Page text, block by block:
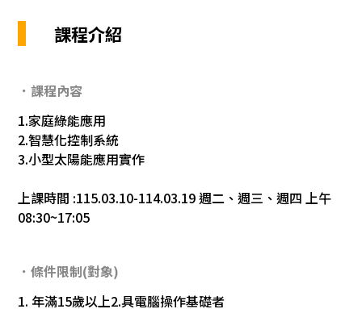
課程介紹
．課程內容
1.家庭綠能應用
2.智慧化控制系統
3.小型太陽能應用實作
上課時間 :115.03.10-114.03.19 週二、週三、週四 上午
08:30~17:05
．條件限制(對象)
1. 年滿15歲以上2.具電腦操作基礎者